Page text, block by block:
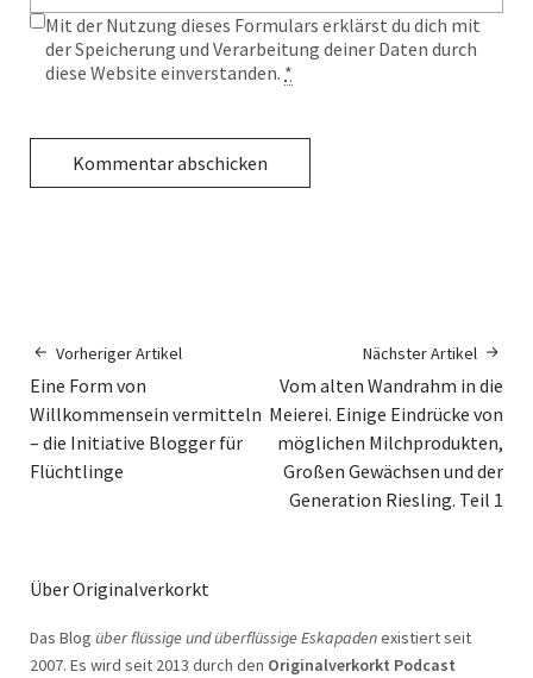
Mit der Nutzung dieses Formulars erklärst du dich mit
der Speicherung und Verarbeitung deiner Daten durch
diese Website einverstanden. *
Vorheriger Artikel
Eine Form von
Willkommensein vermitteln
– die Initiative Blogger für
Flüchtlinge
Nächster Artikel
Vom alten Wandrahm in die
Meierei. Einige Eindrücke von
möglichen Milchprodukten,
Großen Gewächsen und der
Generation Riesling. Teil 1
Über Originalverkorkt
Das Blog über flüssige und überflüssige Eskapadenexistiert seit
2007. Es wird seit 2013 durch den Originalverkorkt Podcast